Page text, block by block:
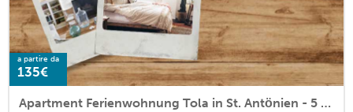
a partire da
135€
Apartment Ferienwohnung Tola in St. Antönien - 5 persons, 2 bedrooms